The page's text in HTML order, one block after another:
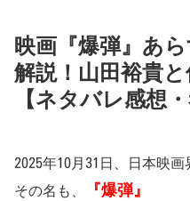
映画『爆弾』あ
解説！山田裕貴
【ネタバレ感想・
2025年10月31日、日本映
その名も、
『爆弾』